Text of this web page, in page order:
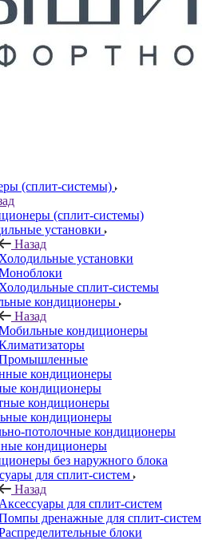
(сплит-системы)
(сплит-системы)
установки
Назад
Холодильные установки
Холодильные сплит-системы
кондиционеры
Назад
кондиционеры
кондиционеры
кондиционеры
кондиционеры
кондиционеры
потолочные кондиционеры
кондиционеры
без наружного блока
для сплит-систем
Назад
Аксессуары для сплит-систем
дренажные для сплит-систем
блоки